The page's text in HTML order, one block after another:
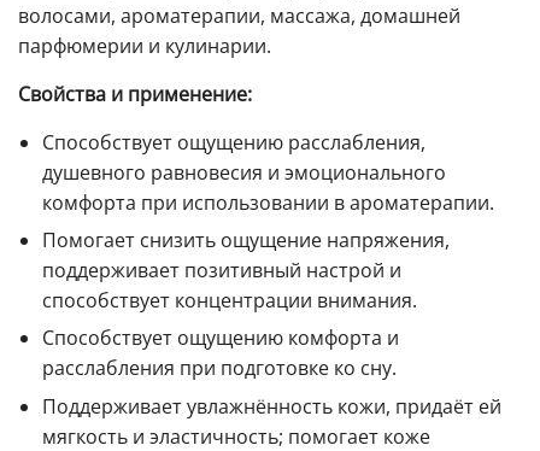
волосами, ароматерапии, массажа, домашней
парфюмерии и кулинарии.
Свойства и применение:
Способствует ощущению расслабления,
душевного равновесия и эмоционального
комфорта при использовании в ароматерапии.
Помогает снизить ощущение напряжения,
поддерживает позитивный настрой и
способствует концентрации внимания.
Способствует ощущению комфорта и
расслабления при подготовке ко сну.
Поддерживает увлажнённость кожи, придаёт ей
мягкость и эластичность; помогает коже